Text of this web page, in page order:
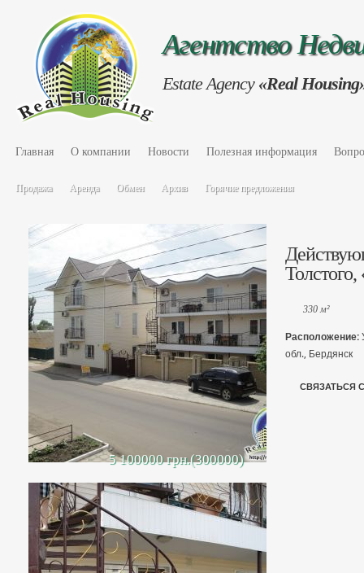
Агентство
Estate Agency «Real
Главная О компании Новости Полезная информация
Продажа Аренда Обмен Архив Горячие предложения
5 100000 грн.(300000)
330 м²
Расположение:
обл., Бердянск
СВЯЗАТЬСЯ